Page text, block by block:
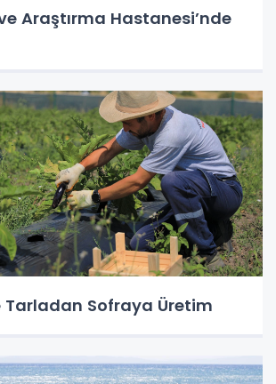
Araştırma Hastanesi’nde
Tarladan Sofraya Üretim